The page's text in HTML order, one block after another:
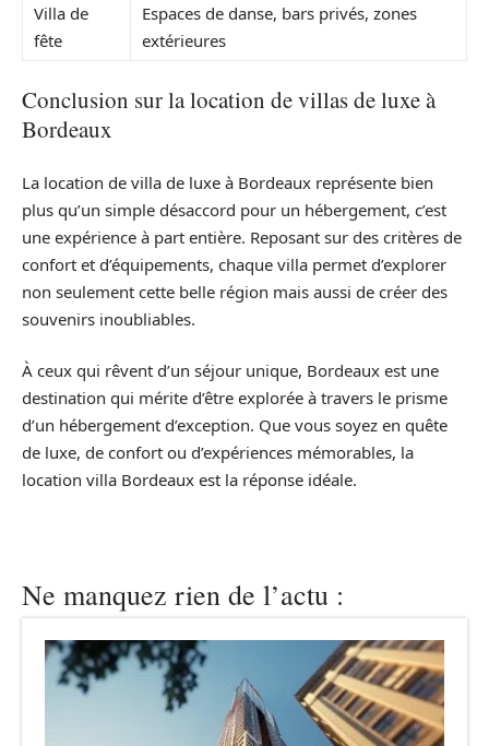
Villa de
fête
Espaces de danse, bars privés, zones
extérieures
Conclusion sur la location de villas de luxe à
Bordeaux
La location de villa de luxe à Bordeaux représente bien
plus qu’un simple désaccord pour un hébergement, c’est
une expérience à part entière. Reposant sur des critères de
confort et d’équipements, chaque villa permet d’explorer
non seulement cette belle région mais aussi de créer des
souvenirs inoubliables.
À ceux qui rêvent d’un séjour unique, Bordeaux est une
destination qui mérite d’être explorée à travers le prisme
d’un hébergement d’exception. Que vous soyez en quête
de luxe, de confort ou d’expériences mémorables, la
location villa Bordeaux est la réponse idéale.
Ne manquez rien de l’actu :